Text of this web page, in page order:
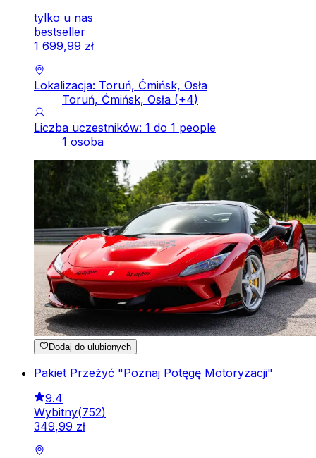
tylko u nas
bestseller
1 699,99 zł
Lokalizacja: Toruń, Ćmińsk, Osła
Toruń, Ćmińsk, Osła (+4)
Liczba uczestników: 1 do 1 people
1 osoba
Dodaj do ulubionych
Pakiet Przeżyć "Poznaj Potęgę Motoryzacji"
9.4
Wybitny(752)
349,99 zł